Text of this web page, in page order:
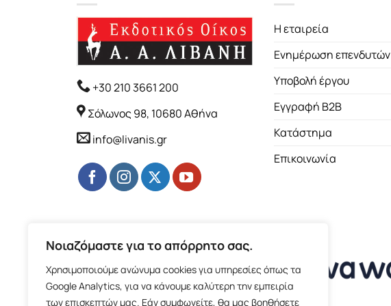
Νοιαζόμαστε για το απόρρητο σας.
Χρησιμοποιούμε ανώνυμα cookies για υπηρεσίες όπως τα
Google Analytics, για να κάνουμε καλύτερη την εμπειρία
των επισκεπτών μας. Εάν συμφωνείτε, θα μας βοηθήσετε
+30 210 3661 200
Σόλωνος 98, 10680 Αθήνα
info@livanis.gr
Η εταιρεία
Ενημέρωση επενδυτών
Υποβολή έργου
Εγγραφή B2B
Κατάστημα
Επικοινωνία